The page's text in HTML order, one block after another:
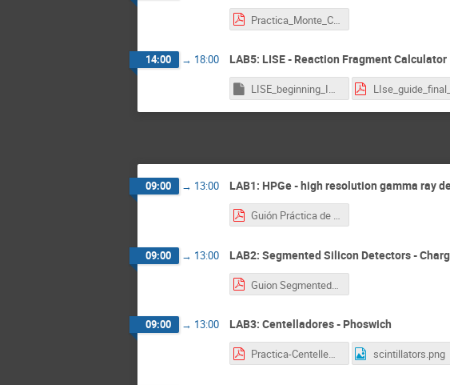
14:00 → 18:00 LAB5: LISE - Reaction Fragment Calculator
LISE_beginning_Init.lpp
09:00 → 13:00 LAB1: HPGe - high resolution gamma ray
Guión Práctica de HPGe.pdf
09:00 → 13:00 LAB2: Segmented Silicon Detectors -
Guion Segmented-Si Lab2.pdf
09:00 → 13:00 LAB3: Centelladores - Phoswich
Practica-Centelleo.pdf
scintillators.png